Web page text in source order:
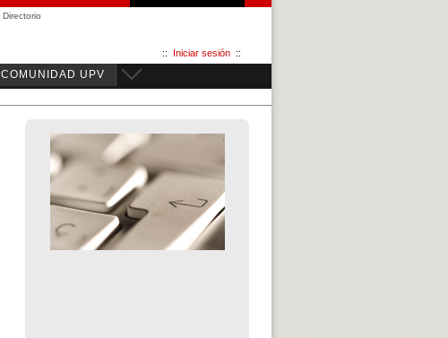
Directorio
:: Iniciar sesión ::
COMUNIDAD UPV